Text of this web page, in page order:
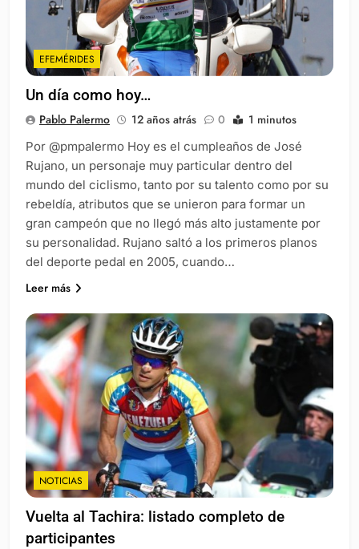
EFEMÉRIDES
Un día como hoy…
Pablo Palermo 12 años atrás 0 1 minutos
Por @pmpalermo Hoy es el cumpleaños de José
Rujano, un personaje muy particular dentro del
mundo del ciclismo, tanto por su talento como por su
rebeldía, atributos que se unieron para formar un
gran campeón que no llegó más alto justamente por
su personalidad. Rujano saltó a los primeros planos
del deporte pedal en 2005, cuando…
Leer más
NOTICIAS
Vuelta al Tachira: listado completo de
participantes